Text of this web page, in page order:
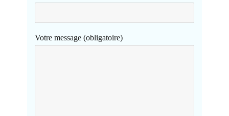
Votre message (obligatoire)